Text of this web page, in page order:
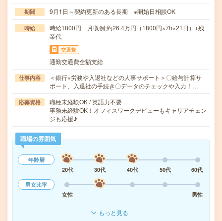
期間 9月1日～契約更新のある長期 ※開始日相談OK
時給
時給1800円 月収例:約26.4万円（1800円×7h×21日）+残
業代
交通費
通勤交通費全額支給
仕事内容
＜銀行×労務や入退社などの人事サポート＞〇給与計算サ
ポート、入退社の手続き〇データのチェックや入力！…
応募資格
職種未経験OK / 英語力不要
事務未経験OK！オフィスワークデビューもキャリアチェン
ジも応援♪
職場の雰囲気
年齢層
20代
30代 40代 50代
60代
男女比率
女性
男性
もっと見る